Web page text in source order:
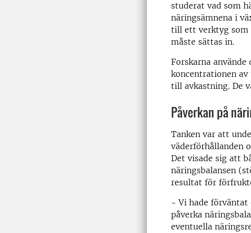
studerat vad som
näringsämnena i
till ett verktyg som
måste sättas in.
Forskarna
koncentrationen av
till avkastning. De
Påverkan på
Tanken var att
väderförhållanden
Det visade sig att
näringsbalansen
resultat för
- Vi hade förväntat
påverka
eventuella